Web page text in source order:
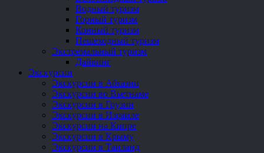
Водный туризм
Горный туризм
Конный туризм
Пешеходный туризм
Экстремальный туризм
Дайвинг
Экскурсии
Экскурсии в Абхазии
Экскурсии во Вьетнаме
Экскурсии в Грузии
Экскурсии в Израиле
Экскурсии на Кипре
Экскурсии в Крыму
Экскурсии в Таиланд